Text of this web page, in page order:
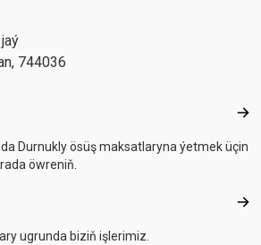
744036
Durnukly ösüş maksatlaryna ýetmek üçin
öwreniň.
ugrunda biziň işlerimiz.